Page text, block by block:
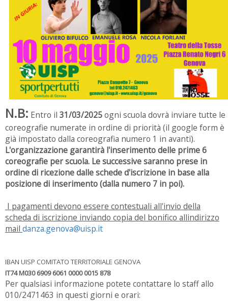
N.B: Entro il 31/03/2025ogni scuola dovrà inviare tutte le
coreografie numerate in ordine di priorità (il google form è
già impostato dalla coreografia numero 1 in avanti).
L'organizzazione garantirà l'inserimento delle prime 6
coreografie per scuola. Le successive saranno prese in
ordine di ricezione dalle schede d'iscrizione in base alla
posizione di inserimento (dalla numero 7 in poi).
I pagamenti devono essere contestuali all'invio della
scheda di iscrizione inviando copia del bonifico allindirizzo
mail danza.genova@uisp.it
IBAN UISP COMITATO TERRITORIALE GENOVA
IT74 M030 6909 6061 0000 0015 878
Per qualsiasi informazione potete contattare lo staff allo
010/2471463 in questi giorni e orari: